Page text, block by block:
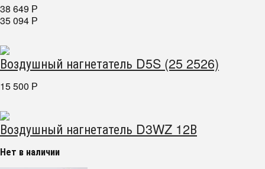
38 649 Р
35 094 Р
Воздушный нагнетатель D5S (25 2526)
15 500 Р
Воздушный нагнетатель D3WZ 12В
Нет в наличии